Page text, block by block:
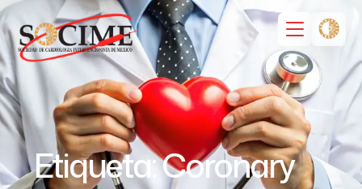
Etiqueta:Coronary